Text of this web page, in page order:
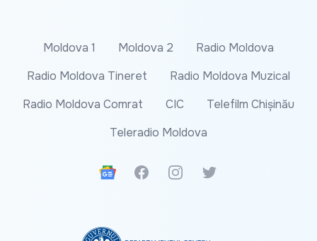
Moldova 1 Moldova 2
Radio Moldova
Radio Moldova Tineret
Radio Moldova Muzical
Radio Moldova Comrat
CIC
Telefilm Chișinău
Teleradio Moldova
Google News
FacebookInstagramTwitter